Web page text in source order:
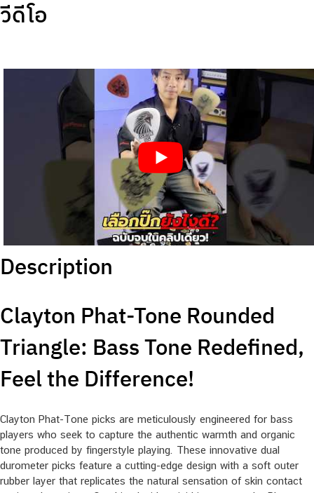
วีดีโอ
Description
Clayton Phat-Tone Rounded
Triangle: Bass Tone Redefined,
Feel the Difference!
Clayton Phat-Tone picks are meticulously engineered for bass
players who seek to capture the authentic warmth and organic
tone produced by fingerstyle playing. These innovative dual
durometer picks feature a cutting-edge design with a soft outer
rubber layer that replicates the natural sensation of skin contact